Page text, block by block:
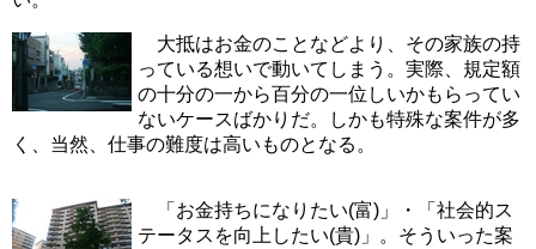
大抵はお金のことなどより、その家族の持
っている想いで動いてしまう。実際、規定額
の十分の一から百分の一位しいかもらってい
ないケースばかりだ。しかも特殊な案件が多
く、当然、仕事の難度は高いものとなる。
「お金持ちになりたい(富)」・「社会的ス
テータスを向上したい(貴)」。そういった案